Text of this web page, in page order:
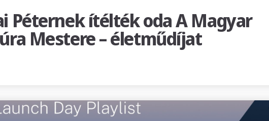
Péternek ítélték oda A Magyar
Mestere – életműdíjat
ítélték oda a magyar hangkultúra mestere – életműdíjat”